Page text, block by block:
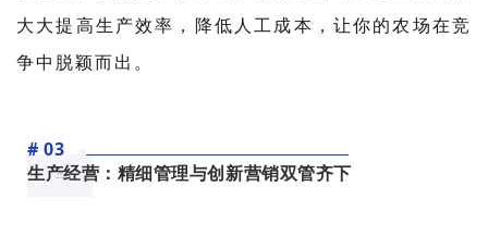
大大提高生产效率，降低人工成本，让你的农场在竞
争中脱颖而出。
# 03
生产经营：精细管理与创新营销双管齐下